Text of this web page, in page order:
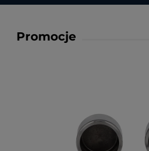
Promocje